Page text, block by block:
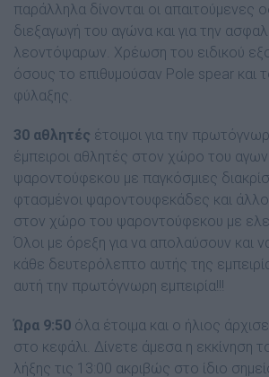
παράλληλα δίνονται οι απαιτούμενες
διεξαγωγή του αγώνα και για την
λεοντόψαρων. Χρέωση του ειδικού
όσους το επιθυμούσαν Pole spear και
φύλαξης.
30 αθλητές έτοιμοι για την
έμπειροι αθλητές στον χώρο του
ψαροντούφεκου με παγκόσμιες
φτασμένοι ψαροντουφεκάδες και
στον χώρο του ψαροντούφεκου με
Όλοι με όρεξη για να απολαύσουν και
κάθε δευτερόλεπτο αυτής της
αυτή την πρωτόγνωρη εμπειρία!!!
Ώρα 9:50 όλα έτοιμα και ο ήλιος
στο κεφάλι. Δίνετε άμεσα η εκκίνηση
λήξης τις 13:00 ακριβώς στο ίδιο